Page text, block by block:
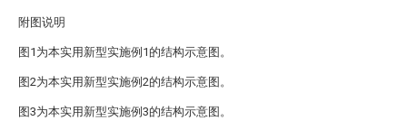
附图说明
图1为本实用新型实施例1的结构示意图。
图2为本实用新型实施例2的结构示意图。
图3为本实用新型实施例3的结构示意图。